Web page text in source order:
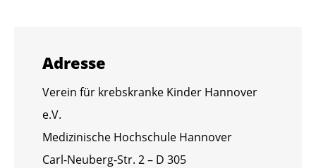
Adres­se
Ver­ein für krebs­kran­ke Kin­der Han­no­ver
e.V.
Me­di­zi­ni­sche Hoch­schu­le Han­no­ver
Carl-Neu­berg-Str. 2 – D 305